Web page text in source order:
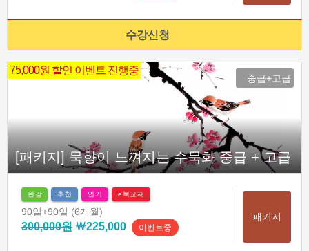
수강신청
75,000원 할인 이벤트 진행중
중급+고급
[패키지] 묵향이 느껴지는 수묵화 중급 + 고급
완강 추천 인기 e북교재
90일+90일 (6개월)
300,000원￦225,000 이벤트중
패키지